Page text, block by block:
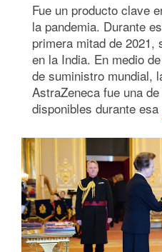
Fue un producto clave
la pandemia. Durante
primera mitad de 2021,
en la India. En medio
de suministro mundial,
AstraZeneca fue una
disponibles durante esa